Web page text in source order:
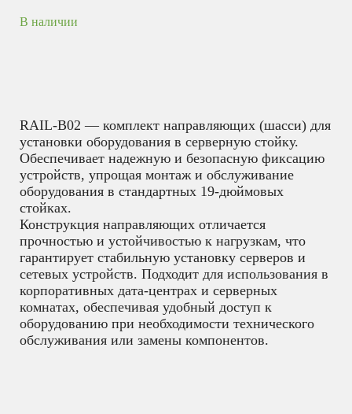
В наличии
RAIL-B02 — комплект направляющих (шасси) для
установки оборудования в серверную стойку.
Обеспечивает надежную и безопасную фиксацию
устройств, упрощая монтаж и обслуживание
оборудования в стандартных 19-дюймовых
стойках.
Конструкция направляющих отличается
прочностью и устойчивостью к нагрузкам, что
гарантирует стабильную установку серверов и
сетевых устройств. Подходит для использования в
корпоративных дата-центрах и серверных
комнатах, обеспечивая удобный доступ к
оборудованию при необходимости технического
обслуживания или замены компонентов.